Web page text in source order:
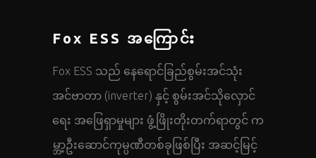
Fox ESS အကြောင်း
Fox ESS သည် နေရောင်ခြည်စွမ်းအင်သုံး
အင်ဗာတာ (inverter) နှင့် စွမ်းအင်သိုလှောင်
ရေး အဖြေရှာမှုများ ဖွံ့ဖြိုးတိုးတက်ရာတွင် က
မ္ဘာ့ဦးဆောင်ကုမ္ပဏီတစ်ခုဖြစ်ပြီး အဆင့်မြင့်